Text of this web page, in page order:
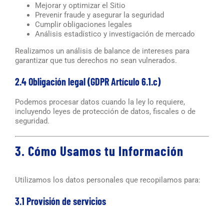
Mejorar y optimizar el Sitio
Prevenir fraude y asegurar la seguridad
Cumplir obligaciones legales
Análisis estadístico y investigación de mercado
Realizamos un análisis de balance de intereses para
garantizar que tus derechos no sean vulnerados.
2.4 Obligación legal (GDPR Artículo 6.1.c)
Podemos procesar datos cuando la ley lo requiere,
incluyendo leyes de protección de datos, fiscales o de
seguridad.
3. Cómo Usamos tu Información
Utilizamos los datos personales que recopilamos para:
3.1 Provisión de servicios